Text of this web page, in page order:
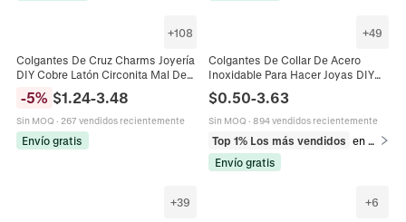
+108
Colgantes De Cruz Charms Joyería
DIY Cobre Latón Circonita Mal De
Ojo Virgen María Concha De
Abulón Religioso Diseño
-5% $1.24-3.48
Sin MOQ · 267 vendidos recientemente
Envío gratis
+49
Colgantes De Collar De Acero
Inoxidable Para Hacer Joyas DIY
Sol Luna Estrella Corazon Ojo Turco
Baño Oro 18K Circon Vintage
$0.50-3.63
Sin MOQ · 894 vendidos recientemente
Top 1% Los más vendidos
en Dijes
Envío gratis
+39 +6